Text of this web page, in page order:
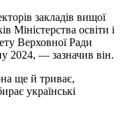
закладів вищої
Міністерства освіти і
Верховної Ради
2024, — зазначив він.
ще й триває,
українські